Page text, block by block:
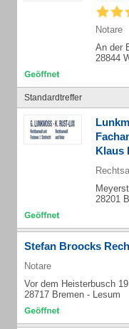
Notare
An der
28844
Standardtreffer
Klaus
28201
Stefan Broocks
Notare
Vor dem Heisterbusch 19
28717 Bremen - Lesum